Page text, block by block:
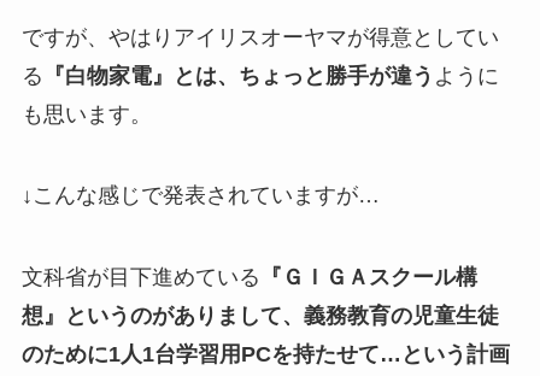
ですが、やはりアイリスオーヤマが得意としてい
る 『白物家電』とは、ちょっと勝手が違う ように
も思います。
↓こんな感じで発表されていますが…
文科省が目下進めている 『ＧＩＧＡスクール構
想』というのがありまして、義務教育の児童生徒
のために1人1台学習用 PCを持たせて…という計画